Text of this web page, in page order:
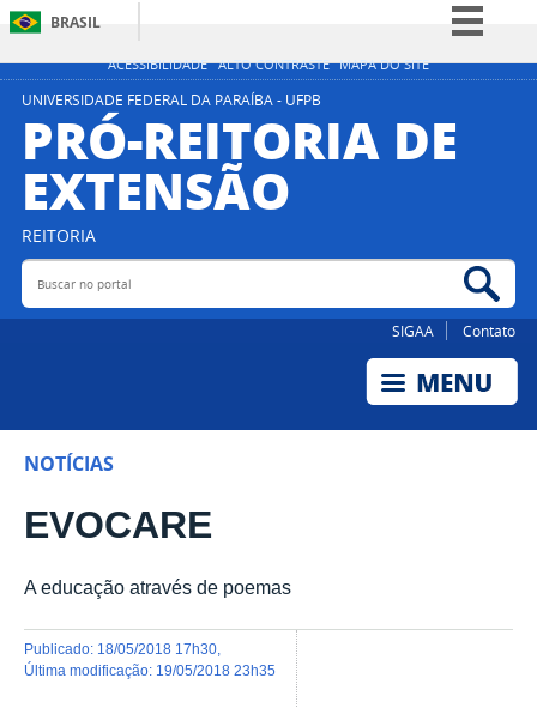
ACESSIBILIDADE ALTO CONTRASTE MAPA DO SITE
BRASIL
Simplifique!
Participe
UNIVERSIDADE FEDERAL DA PARAÍBA - UFPB
PRÓ-REITORIA DE
EXTENSÃO
REITORIA
Buscar no portal
SIGAA Contato
NOTÍCIAS
EVOCARE
A educação através de poemas
publicado: 18/05/2018 17h30
última modificação: 19/05/2018 23h35